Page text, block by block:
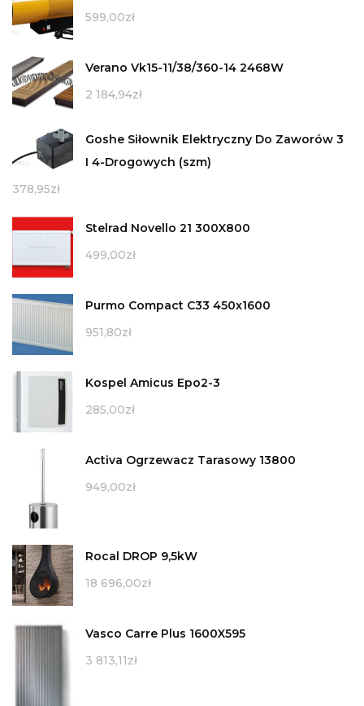
599,00zł
Verano Vk15-11/38/360-14 2468W
2 184,94zł
Goshe Siłownik Elektryczny Do Zaworów 3
I 4-Drogowych (szm)
378,95zł
Stelrad Novello 21 300X800
499,00zł
Purmo Compact C33 450x1600
951,80zł
Kospel Amicus Epo2-3
285,00zł
Activa Ogrzewacz Tarasowy 13800
949,00zł
Rocal DROP 9,5kW
18 696,00zł
Vasco Carre Plus 1600X595
3 813,11zł